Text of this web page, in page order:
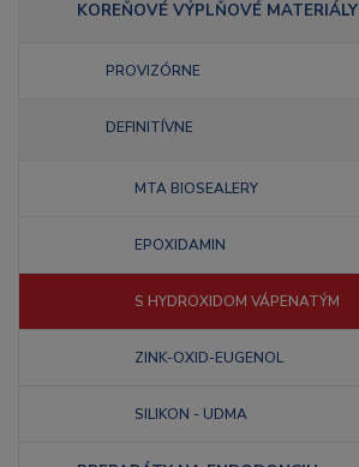
KOREŇOVÉ VÝPLŇOVÉ MATERIÁLY
PROVIZÓRNE
DEFINITÍVNE
MTA BIOSEALERY
EPOXIDAMIN
S HYDROXIDOM VÁPENATÝM
ZINK-OXID-EUGENOL
SILIKON - UDMA